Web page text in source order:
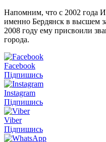
Напомним, что с 2002 года
именно Бердянск в высшем
2008 году ему присвоили
города.
Facebook
Підпишись
Instagram
Підпишись
Viber
Підпишись